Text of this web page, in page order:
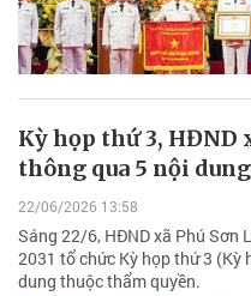
Kỳ họp thứ 3, HĐND
thông qua 5 nội
22/06/2026 13:58
Sáng 22/6, HĐND xã Phú Sơn
2031 tổ chức Kỳ họp thứ 3 (Kỳ
dung thuộc thẩm quyền.